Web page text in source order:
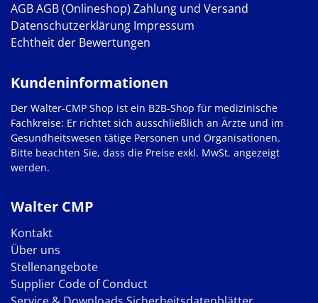
AGBAGB (Onlineshop) Zahlung und Versand
Datenschutzerklärung Impressum
Echtheit der Bewertungen
Walter CMP
Kontakt
Über uns
Stellenangebote
Supplier Code of Conduct
Kundeninformationen
Der Walter-CMP Shop ist ein B2B-Shop für medizinische
Fachkreise: Er richtet sich ausschließlich an Ärzte und im
Gesundheitswesen tätige Personen und Organisationen.
Bitte beachten Sie, dass die Preise exkl. MwSt. angezeigt
werden.